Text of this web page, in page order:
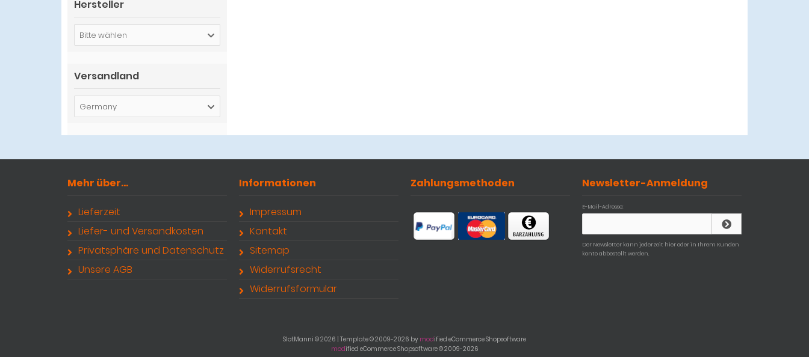
Hersteller
Bitte wählen
Versandland
Germany
Mehr über...
Lieferzeit
Liefer- und Versandkosten
Privatsphäre und Datenschutz
Unsere AGB
Informationen
Impressum
Kontakt
Sitemap
Widerrufsrecht
Widerrufsformular
Zahlungsmethoden Newsletter-Anmeldung
E-Mail-Adresse:
Der Newsletter kann jederzeit hier oder in Ihrem Kunden
konto abbestellt werden.
SlotManni © 2026 | Template © 2009-2026 by modified eCommerce Shopsoftware
modified eCommerce Shopsoftware © 2009-2026